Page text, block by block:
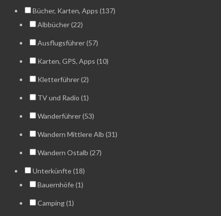
Bücher, Karten, Apps (137)
Albbücher (22)
Ausflugsführer (57)
Karten, GPS, Apps (10)
Kletterführer (2)
TV und Radio (1)
Wanderführer (53)
Wandern Mittlere Alb (31)
Wandern Ostalb (27)
Unterkünfte (18)
Bauernhöfe (1)
Camping (1)